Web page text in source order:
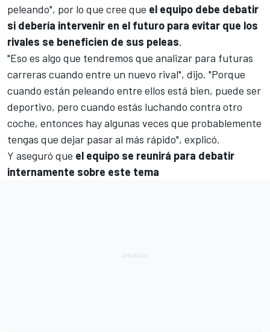
peleando", por lo que cree que el equipo debe debatir
si debería intervenir en el futuro para evitar que los
rivales se beneficien de sus peleas.
"Eso es algo que tendremos que analizar para futuras
carreras cuando entre un nuevo rival", dijo. "Porque
cuando están peleando entre ellos está bien, puede ser
deportivo, pero cuando estás luchando contra otro
coche, entonces hay algunas veces que probablemente
tengas que dejar pasar al más rápido", explicó.
Y aseguró que el equipo se reunirá para debatir
internamente sobre este tema